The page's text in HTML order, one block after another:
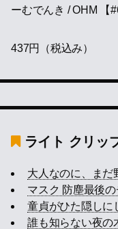
ーむでんき / OHM 【
437円（税込み）
ライト クリッ
大人なのに、まだ
マスク 防塵最後
童貞がひた隠しに
誰も知らない夜の